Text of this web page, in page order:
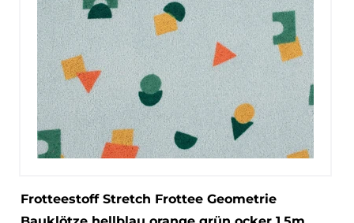
Frotteestoff Stretch Frottee Geometrie